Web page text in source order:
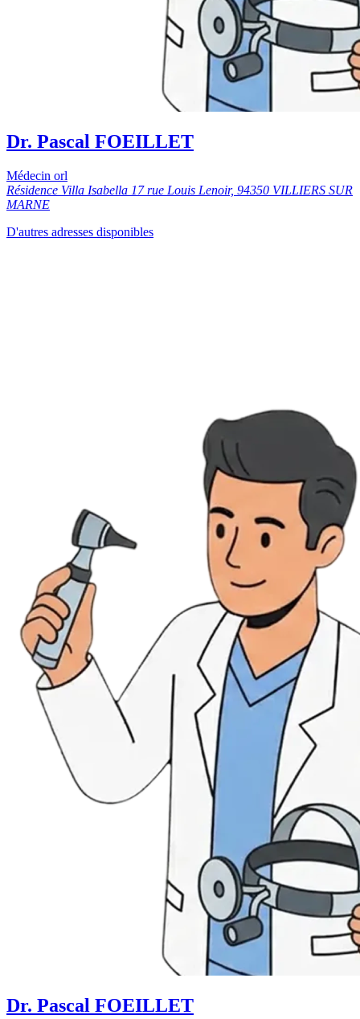
Dr. Pascal FOEILLET
Médecin orl
Résidence Villa Isabella 17 rue Louis Lenoir, 94350 VILLIERS SUR
MARNE
D'autres adresses disponibles
Dr. Pascal FOEILLET